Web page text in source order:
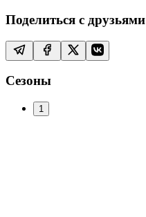
Поделиться с друзьями
Сезоны
1